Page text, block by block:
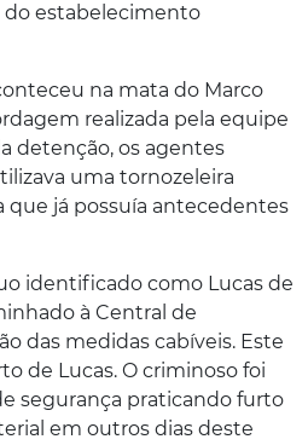
do estabelecimento
na mata do Marco
realizada pela equipe
detenção, os agentes
uma tornozeleira
que já possuía antecedentes
identificado como Lucas de
à Central de
das medidas cabíveis. Este
de Lucas. O criminoso foi
segurança praticando furto
em outros dias deste